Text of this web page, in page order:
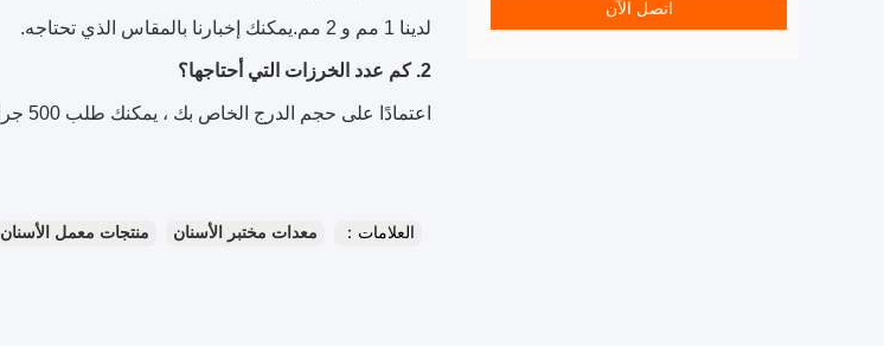
اتصل الآن
لدينا 1 مم و 2 مم.يمكنك إخبارنا بالمقاس الذي تحتاجه.
2. كم عدد الخرزات التي أحتاجها؟
اعتمادًا على حجم الدرج الخاص بك ، يمكنك طلب 500 جرام للنسخ الاحتياطي.
العلامات： معدات مختبر الأسنان منتجات معمل الأسنان